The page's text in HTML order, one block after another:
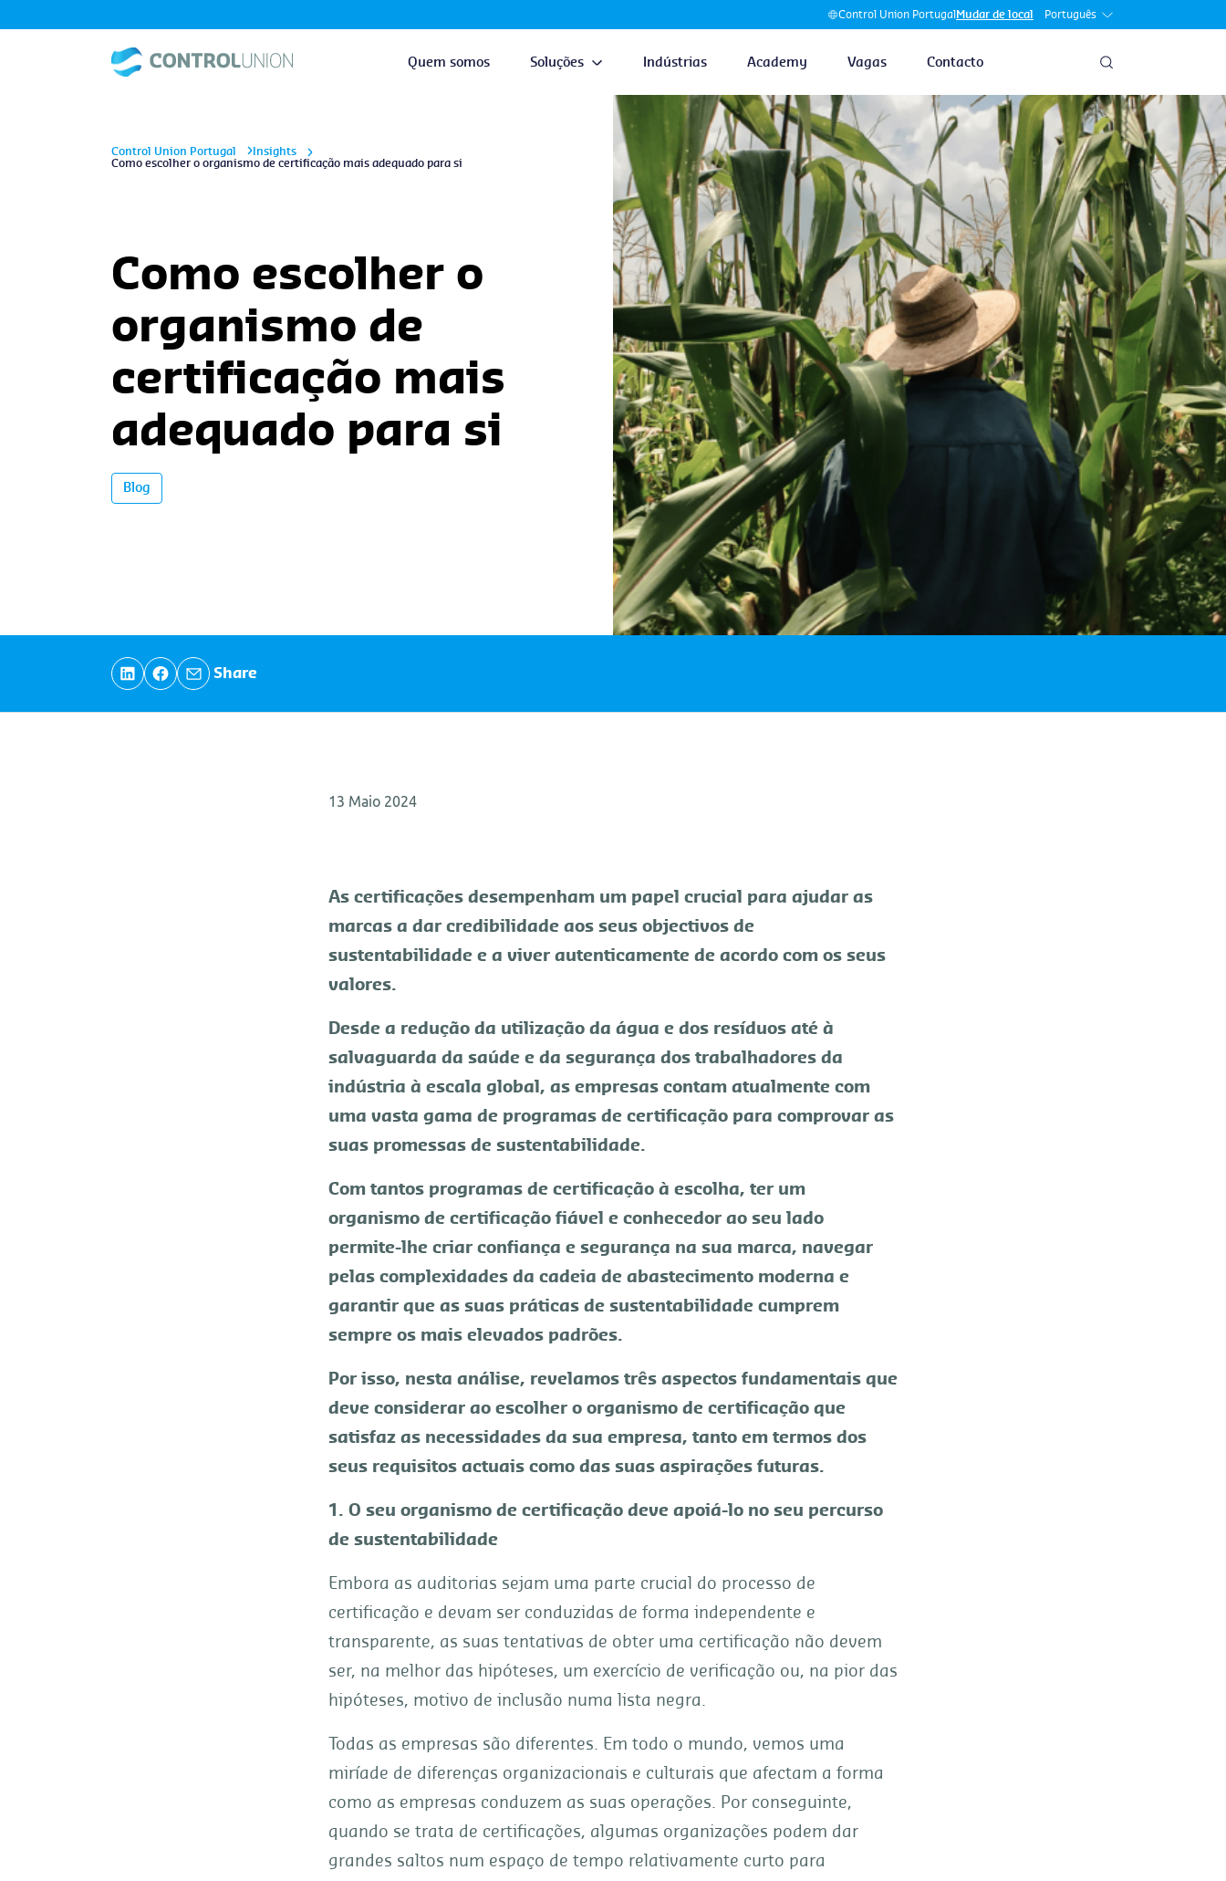
Control Union Portugal Mudar de local Português
Quem somos Soluções Indústrias Academy Vagas Contacto
Control Union Portugal
Insights
Como escolher o organismo de certificação mais adequado para si
Como escolher o
organismo de
certificação mais
adequado para si
Blog
Share
13 Maio 2024
As certificações desempenham um papel crucial para ajudar as
marcas a dar credibilidade aos seus objectivos de
sustentabilidade e a viver autenticamente de acordo com os seus
valores.
Desde a redução da utilização da água e dos resíduos até à
salvaguarda da saúde e da segurança dos trabalhadores da
indústria à escala global, as empresas contam atualmente com
uma vasta gama de programas de certificação para comprovar as
suas promessas de sustentabilidade.
Com tantos programas de certificação à escolha, ter um
organismo de certificação fiável e conhecedor ao seu lado
permite-lhe criar confiança e segurança na sua marca, navegar
pelas complexidades da cadeia de abastecimento moderna e
garantir que as suas práticas de sustentabilidade cumprem
sempre os mais elevados padrões.
Por isso, nesta análise, revelamos três aspectos fundamentais que
deve considerar ao escolher o organismo de certificação que
satisfaz as necessidades da sua empresa, tanto em termos dos
seus requisitos actuais como das suas aspirações futuras.
1. O seu organismo de certificação deve apoiá-lo no seu percurso
de sustentabilidade
Embora as auditorias sejam uma parte crucial do processo de
certificação e devam ser conduzidas de forma independente e
transparente, as suas tentativas de obter uma certificação não devem
ser, na melhor das hipóteses, um exercício de verificação ou, na pior das
hipóteses, motivo de inclusão numa lista negra.
Todas as empresas são diferentes. Em todo o mundo, vemos uma
miríade de diferenças organizacionais e culturais que afectam a forma
como as empresas conduzem as suas operações. Por conseguinte,
quando se trata de certificações, algumas organizações podem dar
grandes saltos num espaço de tempo relativamente curto para